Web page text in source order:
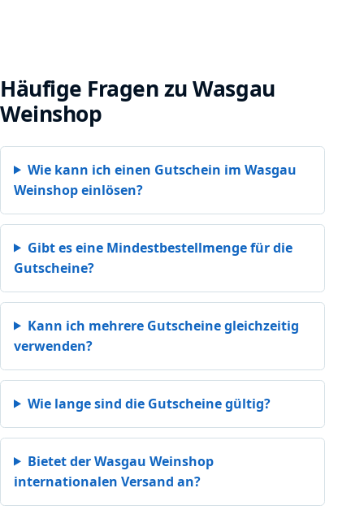
Häufige Fragen zu Wasgau
Weinshop
Wie kann ich einen Gutschein im Wasgau
Weinshop einlösen?
Gibt es eine Mindestbestellmenge für die
Gutscheine?
Kann ich mehrere Gutscheine gleichzeitig
verwenden?
Wie lange sind die Gutscheine gültig?
Bietet der Wasgau Weinshop
internationalen Versand an?